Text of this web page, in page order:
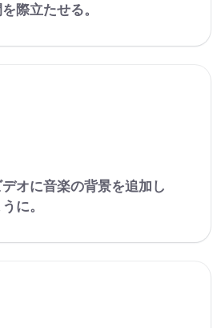
際立たせる。
オに音楽の背景を追加し
に。